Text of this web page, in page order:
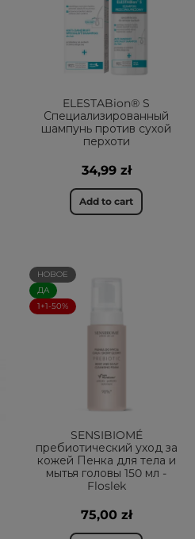
ELESTABion® S
Специализированный
шампунь против сухой
перхоти
34,99 zł
Add to cart
НОВОЕ
ДА
1+1-50%
SENSIBIOMÉ
пребиотический уход за
кожей Пенка для тела и
мытья головы 150 мл -
Floslek
75,00 zł